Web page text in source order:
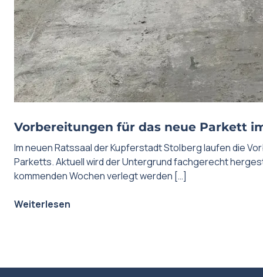
Vorbereitungen für das neue Parkett
Im neuen Ratssaal der Kupferstadt Stolberg laufen die
Parketts. Aktuell wird der Untergrund fachgerecht
kommenden Wochen verlegt werden […]
Weiterlesen